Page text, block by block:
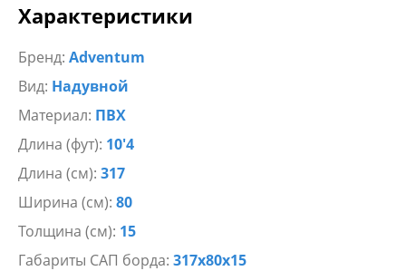
В комплекте с надувной доской Adventum идёт:
Сумка для транспортировки
Плавник
Страховочный лиш
Составное весло с дополнительной лопастью
Кресло
Ремнабор
Насос
Характеристики
Бренд: Adventum
Вид: Надувной
Материал: ПВХ
Длина (фут): 10'4
Длина (см): 317
Ширина (см): 80
Толщина (см): 15
Габариты САП борда: 317х80х15